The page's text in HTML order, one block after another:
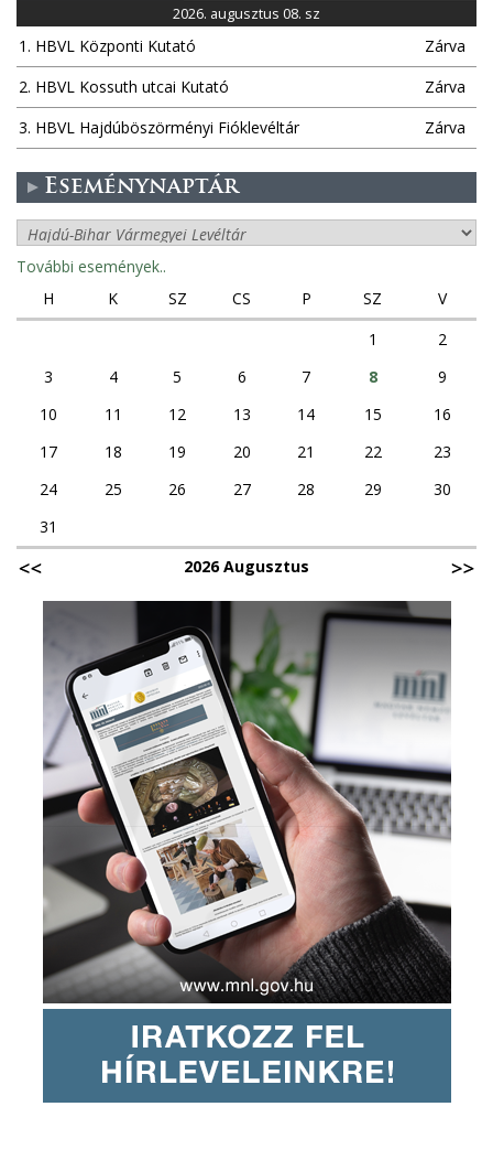
2026. augusztus 08. sz
1. HBVL Központi Kutató
Zárva
2. HBVL Kossuth utcai Kutató
Zárva
3. HBVL Hajdúböszörményi Fióklevéltár
Zárva
Eseménynaptár
További események..
H
K SZ CS P SZ
V
1
2
3
4 5 6 7 8
9
10
11 12 13 14 15
16
17
18 19 20 21 22
23
24
25 26 27 28 29
30
31
2026 Augusztus